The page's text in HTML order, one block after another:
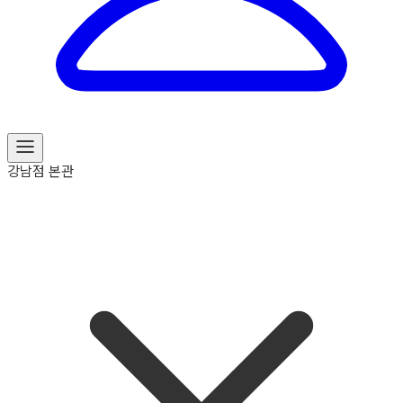
강남점 본관